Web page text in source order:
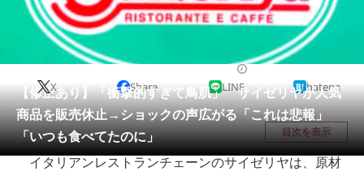
住まい 教育・育児
会員記事
メディア
注目記事を集めた総合ページ
【修正あり】「衝撃的すぎて鳥肌」 サイゼリヤが人気
商品を販売休止→ショックの声広がる「これは悲報」
「いつも食べてたのに」
X Share LINE hatena
目次を表示
イタリアンレストランチェーンのサイゼリヤは、原材